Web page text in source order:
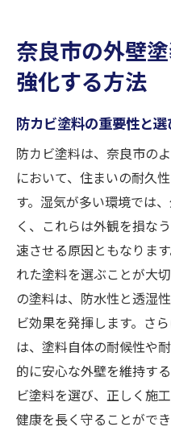
奈良市特有の気候
奈良市の気候に
四季を通じた耐
奈良市の湿気対
紫外線対策を
環境に優しい塗
奈良市の地域特
湿気が多い奈良市
湿度が外壁に及
湿気対策とし
奈良市に適した
湿気による劣化
奈良市での湿度
外壁塗装で住ま
奈良市の外壁
強化する方法
防カビ塗料の重要性と
防カビ塗料は、奈良市の
において、住まいの耐久
す。湿気が多い環境では
く、これらは外観を損な
速させる原因ともなりま
れた塗料を選ぶことが大
の塗料は、防水性と透湿
ビ効果を発揮します。さ
は、塗料自体の耐候性や
的に安心な外壁を維持す
ビ塗料を選び、正しく施
健康を長く守ることができ